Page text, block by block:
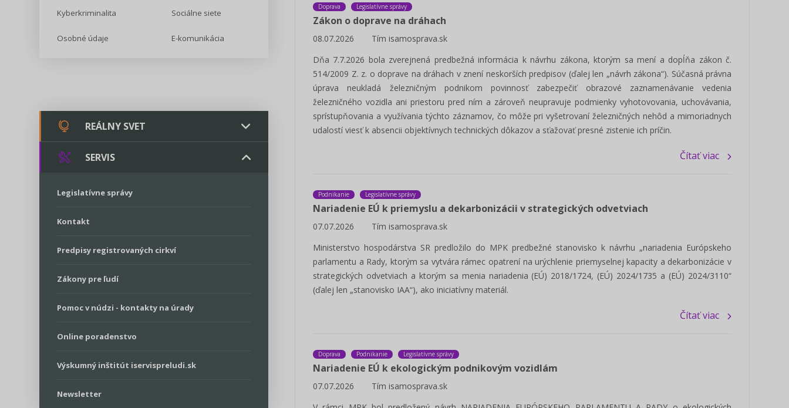
Kyberkriminalita Sociálne siete
Osobné údaje E-komunikácia
REÁLNY SVET
Chovateľstvo a veterinárstvo
Energetika
Doprava
Poštové služby
Potravinárstvo
Poľovníctvo a lesy
Podnikanie
Rybárstvo a vody
SERVIS
Legislatívne správy
Kontakt
Predpisy registrovaných cirkví
Zákony pre ľudí
Pomoc v núdzi - kontakty na úrady
Online poradenstvo
Výskumný inštitút iservispreludi.sk
Newsletter
Doprava Legislatívne správy
Zákon o doprave na dráhach
08.07.2026
Tím isamosprava.sk
Dňa 7.7.2026 bola zverejnená predbežná informácia k návrhu zákona, ktorým sa mení a dopĺňa zákon č.
514/2009 Z. z. o doprave na dráhach v znení neskorších predpisov (ďalej len „návrh zákona“). Súčasná právna
úprava neukladá železničným podnikom povinnosť zabezpečiť obrazové zaznamenávanie vedenia
železničného vozidla ani priestoru pred ním a zároveň neupravuje podmienky vyhotovovania, uchovávania,
sprístupňovania a využívania týchto záznamov, čo môže pri vyšetrovaní železničných nehôd a mimoriadnych
udalostí viesť k absencii objektívnych technických dôkazov a sťažovať presné zistenie ich príčin.
Čítať viac
Podnikanie Legislatívne správy
Nariadenie EÚ k priemyslu a dekarbonizácii v strategických odvetviach
07.07.2026
Tím isamosprava.sk
Ministerstvo hospodárstva SR predložilo do MPK predbežné stanovisko k návrhu „nariadenia Európskeho
parlamentu a Rady, ktorým sa vytvára rámec opatrení na urýchlenie priemyselnej kapacity a dekarbonizácie v
strategických odvetviach a ktorým sa menia nariadenia (EÚ) 2018/1724, (EÚ) 2024/1735 a (EÚ) 2024/3110“
(ďalej len „stanovisko IAA“), ako iniciatívny materiál.
Čítať viac
Doprava Podnikanie Legislatívne správy
Nariadenie EÚ k ekologickým podnikovým vozidlám
07.07.2026
Tím isamosprava.sk